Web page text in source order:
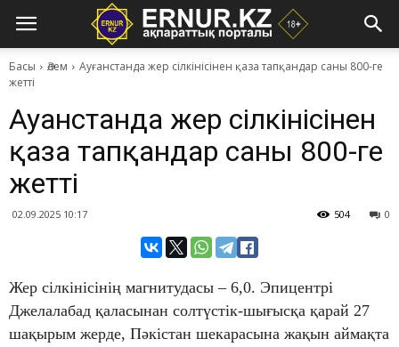
Басы Әлем
Ауғанстанда жер сілкінісінен қаза тапқандар саны 800-ге
жетті
Ауғанстанда жер сілкінісінен
қаза тапқандар саны 800-ге
жетті
02.09.2025 10:17 0
504
Жер сілкінісінің магнитудасы – 6,0. Эпицентрі
Джелалабад қаласынан солтүстік-шығысқа қарай 27
шақырым жерде, Пәкістан шекарасына жақын аймақта